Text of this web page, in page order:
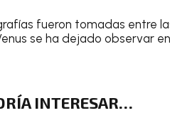
fueron tomadas entre
se ha dejado observar
INTERESAR…